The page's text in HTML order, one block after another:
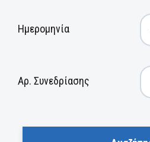
Ημερομηνία
Αρ. Συνεδρίασης